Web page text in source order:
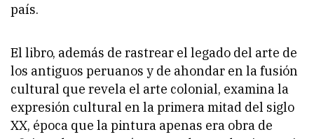
país.
El libro, además de rastrear el legado del arte de
los antiguos peruanos y de ahondar en la fusión
cultural que revela el arte colonial, examina la
expresión cultural en la primera mitad del siglo
XX, época que la pintura apenas era obra de